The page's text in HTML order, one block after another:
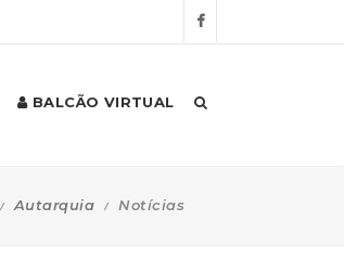
BALCÃO VIRTUAL
Autarquia Notícias